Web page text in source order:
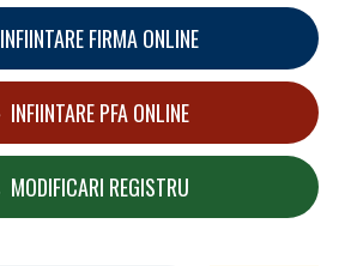
INFIINTARE FIRMA ONLINE
INFIINTARE PFA ONLINE
MODIFICARI REGISTRU